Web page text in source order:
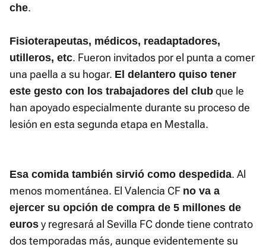
che.
Fisioterapeutas, médicos, readaptadores,
utilleros, etc. Fueron invitados por el punta a comer
una paella a su hogar. El delantero quiso tener
este gesto con los trabajadores del club que le
han apoyado especialmente durante su proceso de
lesión en esta segunda etapa en Mestalla.
Esa comida también sirvió como despedida. Al
menos momentánea. El Valencia CF no va a
ejercer su opción de compra de 5 millones de
euros y regresará al Sevilla FC donde tiene contrato
dos temporadas más, aunque evidentemente su